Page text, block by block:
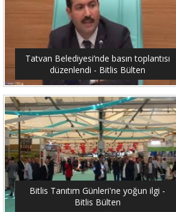
Tatvan Belediyesi’nde basın toplantısı
düzenlendi - Bitlis Bülten
Bitlis Tanıtım Günleri'ne yoğun ilgi -
Bitlis Bülten